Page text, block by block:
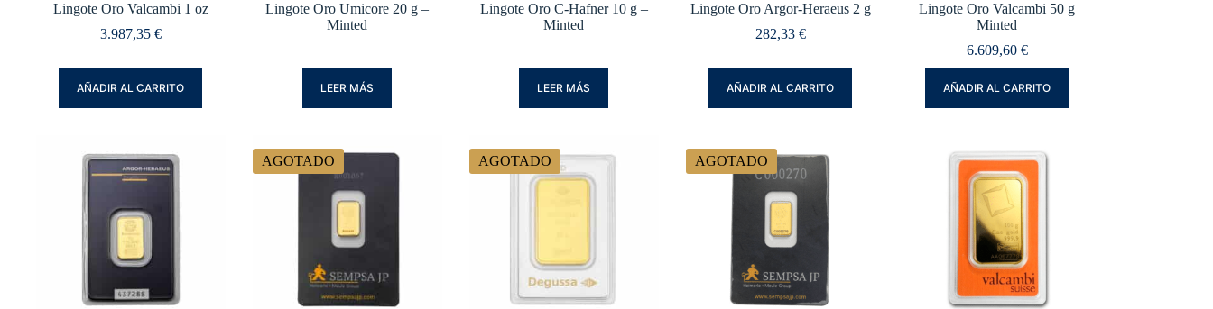
Lingote Oro Valcambi 1 oz
3.987,35 €
AÑADIR AL CARRITO
Lingote Oro Umicore 20 g –
Minted
LEER MÁS
Lingote Oro C-Hafner 10 g –
Minted
LEER MÁS
Lingote Oro Argor-Heraeus 2 g
282,33 €
AÑADIR AL CARRITO
Lingote Oro Valcambi 50 g
Minted
6.609,60 €
AÑADIR AL CARRITO
AGOTADO AGOTADO AGOTADO